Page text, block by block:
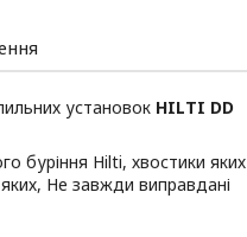
установок HILTI DD
буріння Hilti, хвостики яких
Не завжди виправдані